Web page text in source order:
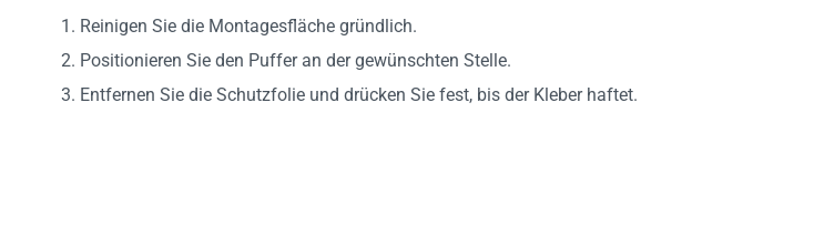
Reinigen Sie die Montagesfläche gründlich.
Positionieren Sie den Puffer an der gewünschten Stelle.
Entfernen Sie die Schutzfolie und drücken Sie fest, bis der Kleber haftet.